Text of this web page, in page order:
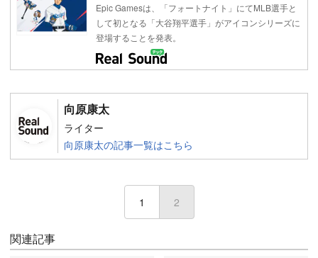
Epic Gamesは、「フォートナイト」にてMLB選手と
して初となる「大谷翔平選手」がアイコンシリーズに
登場することを発表。
向原康太
ライター
向原康太の記事一覧はこちら
1 2
関連記事